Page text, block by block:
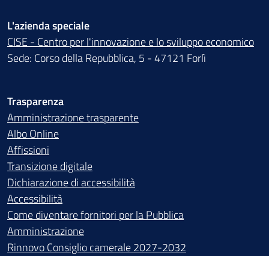
L'azienda speciale
CISE - Centro per l'innovazione e lo sviluppo economico
Sede: Corso della Repubblica, 5 - 47121 Forlì
Trasparenza
Amministrazione trasparente
Albo Online
Affissioni
Transizione digitale
Dichiarazione di accessibilità
Accessibilità
Come diventare fornitori per la Pubblica
Amministrazione
Rinnovo Consiglio camerale 2027-2032